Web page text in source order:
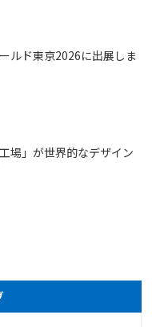
ルド東京2026に出展しま
場」が世界的なデザイン